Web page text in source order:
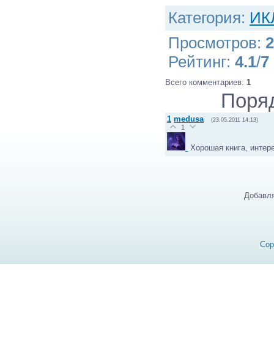
Категория:
Просмотров:
Рейтинг: 4.1/7
Всего комментариев: 1
1 medusa (23.05.2011 14:13)
1
Хорошая книга,